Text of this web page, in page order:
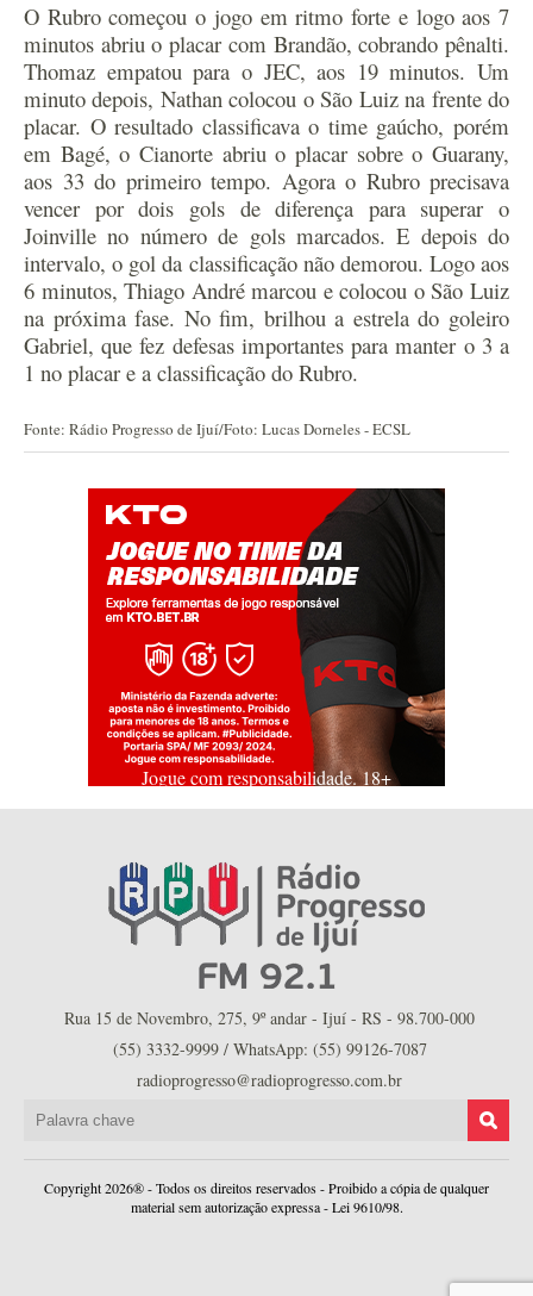
O Rubro começou o jogo em ritmo forte e logo aos 7
minutos abriu o placar com Brandão, cobrando pênalti.
Thomaz empatou para o JEC, aos 19 minutos. Um
minuto depois, Nathan colocou o São Luiz na frente do
placar. O resultado classificava o time gaúcho, porém
em Bagé, o Cianorte abriu o placar sobre o Guarany,
aos 33 do primeiro tempo. Agora o Rubro precisava
vencer por dois gols de diferença para superar o
Joinville no número de gols marcados. E depois do
intervalo, o gol da classificação não demorou. Logo aos
6 minutos, Thiago André marcou e colocou o São Luiz
na próxima fase. No fim, brilhou a estrela do goleiro
Gabriel, que fez defesas importantes para manter o 3 a
1 no placar e a classificação do Rubro.
Fonte: Rádio Progresso de Ijuí/Foto: Lucas Dorneles - ECSL
Jogue com responsabilidade. 18+
Rua 15 de Novembro, 275, 9º andar - Ijuí - RS - 98.700-000
(55) 3332-9999 / WhatsApp: (55) 99126-7087
radioprogresso@radioprogresso.com.br
Copyright 2026® - Todos os direitos reservados - Proibido a cópia de qualquer
material sem autorização expressa - Lei 9610/98.